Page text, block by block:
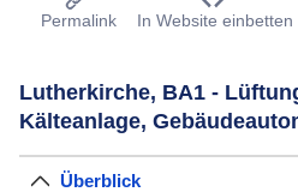
Permalink In Website einbetten
Lutherkirche, BA1 -
Kälteanlage,
Überblick